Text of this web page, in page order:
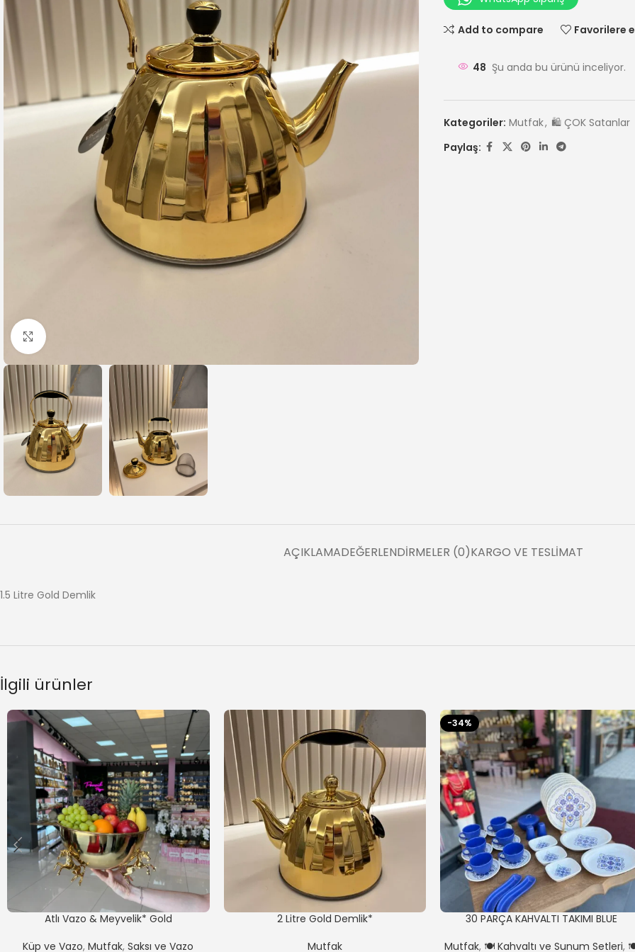
Add to compare Favorilere
48 Şu anda bu ürünü inceliyor.
Kategoriler: Mutfak, 🛍️ ÇOK Satanlar
Paylaş:
AÇIKLAMADEĞERLENDIRMELER (0)KARGO VE TESLIMAT
1.5 Litre Gold Demlik
İlgili ürünler
Atlı Vazo & Meyvelik* Gold
Küp ve Vazo,Mutfak,Saksı ve Vazo
2 Litre Gold Demlik*
Mutfak
-34%
30 PARÇA KAHVALTI TAKIMI BLUE
Mutfak, 🍽️ Kahvaltı ve Sunum Setleri,